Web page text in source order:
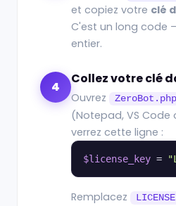
et copiez votre clé
C'est un long code
entier.
4
Collez votre clé
Ouvrez ZeroBot.php
(Notepad, VS Code
verrez cette ligne :
$license_key =
Remplacez